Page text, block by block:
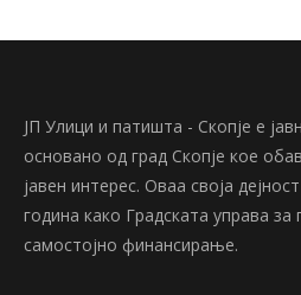
ЈП Улици и патишта - Скопје е
основано од град Скопје кое
јавен интерес. Оваа своја
година како Градската управа за
самостојно финансирање.